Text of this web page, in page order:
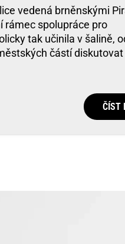
vedená brněnskými
rámec spolupráce pro
tak učinila v šalině,
částí diskutovat
ČÍST